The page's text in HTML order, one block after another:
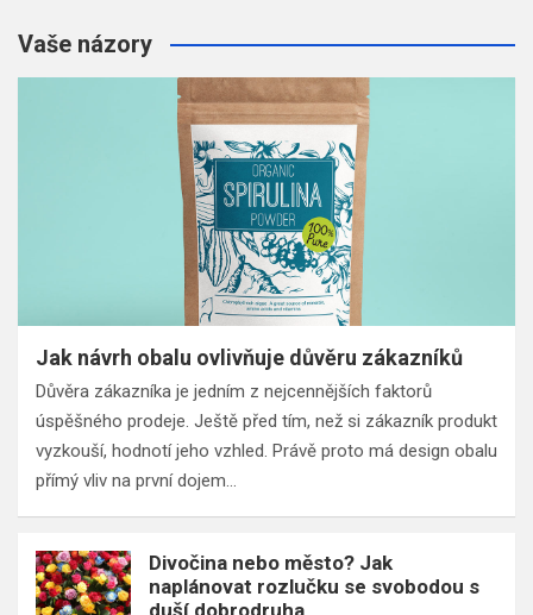
Vaše názory
Jak návrh obalu ovlivňuje důvěru zákazníků
Důvěra zákazníka je jedním z nejcennějších faktorů
úspěšného prodeje. Ještě před tím, než si zákazník produkt
vyzkouší, hodnotí jeho vzhled. Právě proto má design obalu
přímý vliv na první dojem…
Divočina nebo město? Jak
naplánovat rozlučku se svobodou s
duší dobrodruha